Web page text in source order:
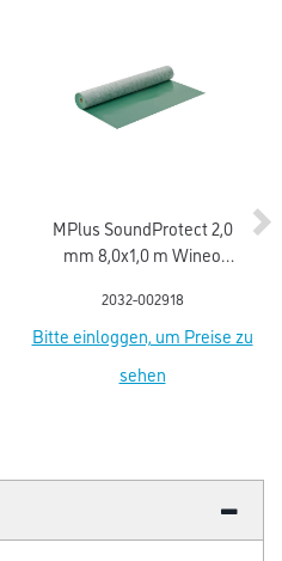
MPlus SoundProtect 2,0
mm 8,0x1,0 m Wineo
Mineral
2032-002918
Bitte einloggen, um Preise zu
sehen